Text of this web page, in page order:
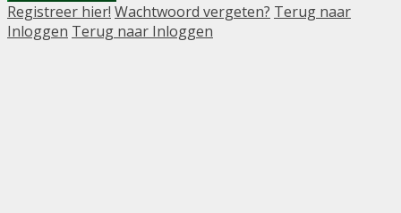
Registreer hier! Wachtwoord vergeten? Terug naar
Inloggen Terug naar Inloggen